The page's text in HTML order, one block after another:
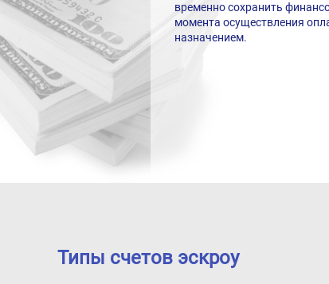
временно сохранить
момента осуществления
назначением.
Типы счетов эскроу